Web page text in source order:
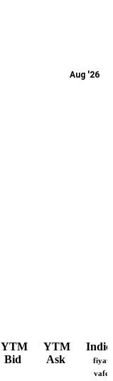
Aug '26
YTM
Bid
YTM
Ask